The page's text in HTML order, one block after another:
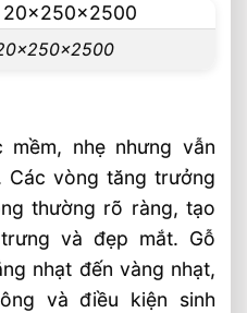
Thành Khí Nam Phi
Sản Phẩm Nội Thất
Vừa Về Nhà Máy Gỗ
Mỹ, Tốt Nhất Tại
nhẹ nhưng vẫn
Các vòng tăng trưởng
thường rõ ràng, tạo
và đẹp mắt. Gỗ
nhạt đến vàng nhạt,
và điều kiện sinh